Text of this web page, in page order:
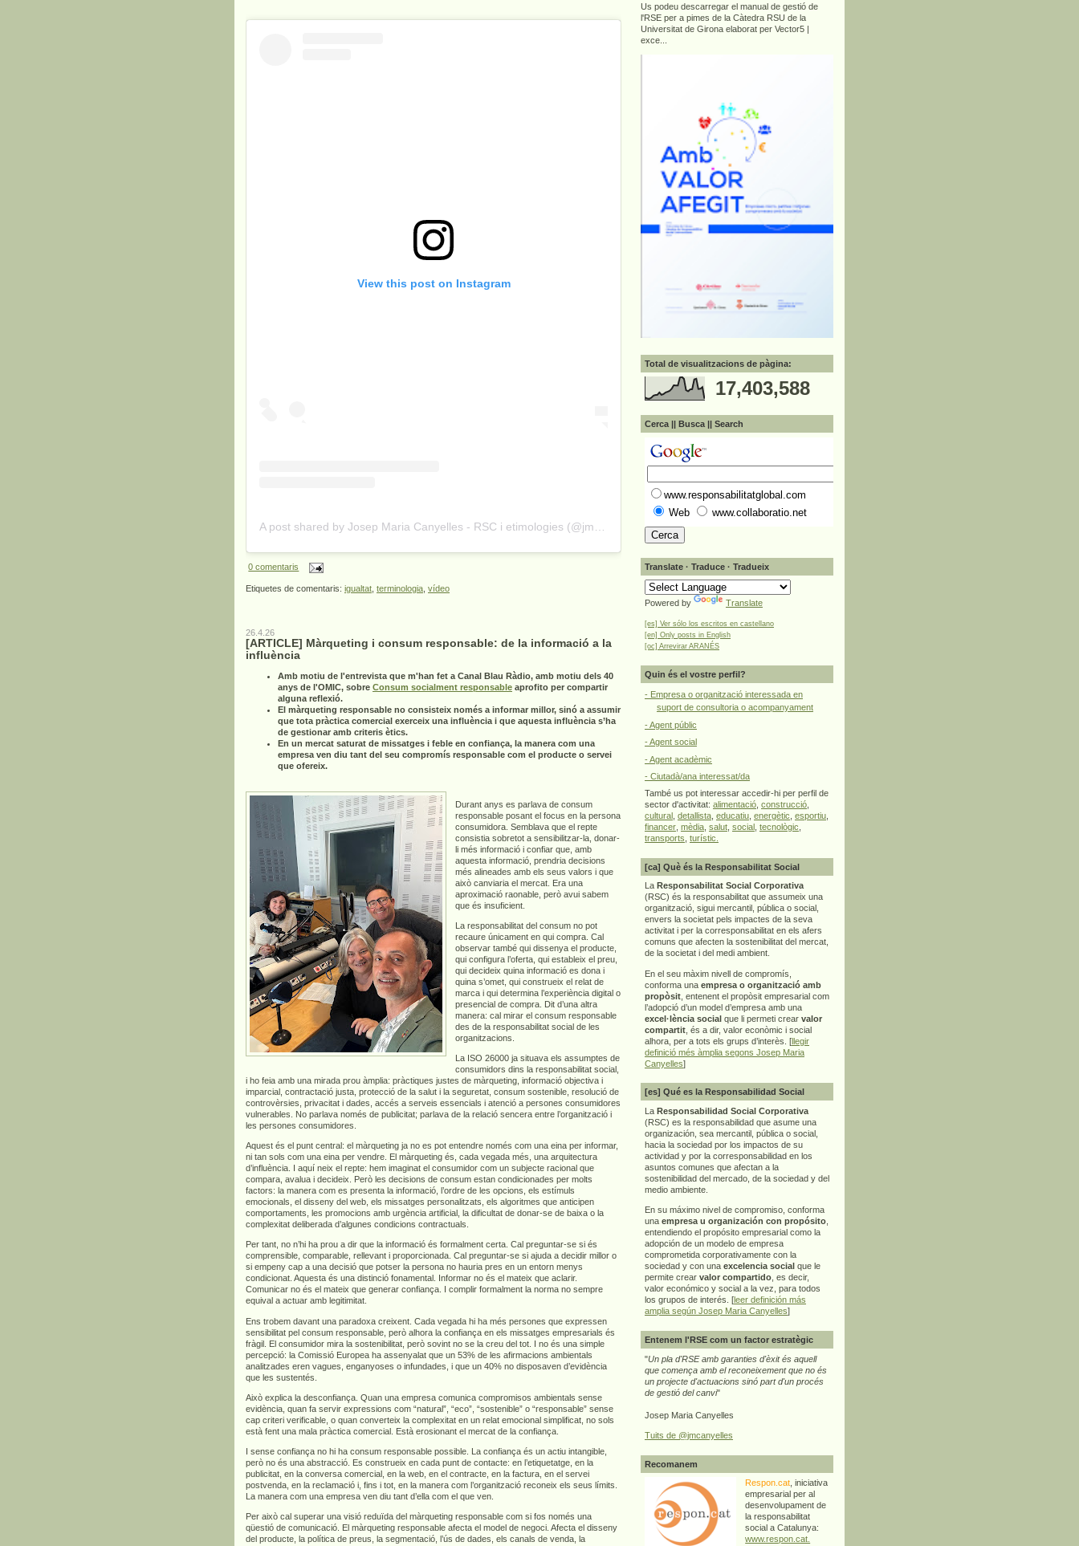
View this post on Instagram
A post shared by Josep Maria Canyelles - RSC i etimologies (@jmcanyelles)
0 comentaris
Etiquetes de comentaris: igualtat terminologia vídeo
26.4.26
[ARTICLE] Màrqueting i consum responsable: de la informació a la
influència
Amb motiu de l'entrevista que m'han fet a Canal Blau Ràdio, amb motiu dels 40
anys de l'OMIC, sobre Consum socialment responsable aprofito per compartir
alguna reflexió.
El màrqueting responsable no consisteix només a informar millor, sinó a assumir
que tota pràctica comercial exerceix una influència i que aquesta influència s’ha
de gestionar amb criteris ètics.
En un mercat saturat de missatges i feble en confiança, la manera com una
empresa ven diu tant del seu compromís responsable com el producte o servei
que ofereix.
Durant anys es parlava de consum
responsable posant el focus en la persona
consumidora. Semblava que el repte
consistia sobretot a sensibilitzar-la, donar-
li més informació i confiar que, amb
aquesta informació, prendria decisions
més alineades amb els seus valors i que
això canviaria el mercat. Era una
aproximació raonable, però avui sabem
que és insuficient.
La responsabilitat del consum no pot
recaure únicament en qui compra. Cal
observar també qui dissenya el producte,
qui configura l’oferta, qui estableix el preu,
qui decideix quina informació es dona i
quina s’omet, qui construeix el relat de
marca i qui determina l’experiència digital o
presencial de compra. Dit d’una altra
manera: cal mirar el consum responsable
des de la responsabilitat social de les
organitzacions.
La ISO 26000 ja situava els assumptes de
consumidors dins la responsabilitat social,
i ho feia amb una mirada prou àmplia: pràctiques justes de màrqueting, informació objectiva i
imparcial, contractació justa, protecció de la salut i la seguretat, consum sostenible, resolució de
controvèrsies, privacitat i dades, accés a serveis essencials i atenció a persones consumidores
vulnerables. No parlava només de publicitat; parlava de la relació sencera entre l’organització i
les persones consumidores.
Aquest és el punt central: el màrqueting ja no es pot entendre només com una eina per informar,
ni tan sols com una eina per vendre. El màrqueting és, cada vegada més, una arquitectura
d’influència. I aquí neix el repte: hem imaginat el consumidor com un subjecte racional que
compara, avalua i decideix. Però les decisions de consum estan condicionades per molts
factors: la manera com es presenta la informació, l’ordre de les opcions, els estímuls
emocionals, el disseny del web, els missatges personalitzats, els algoritmes que anticipen
comportaments, les promocions amb urgència artificial, la dificultat de donar-se de baixa o la
complexitat deliberada d’algunes condicions contractuals.
Per tant, no n’hi ha prou a dir que la informació és formalment certa. Cal preguntar-se si és
comprensible, comparable, rellevant i proporcionada. Cal preguntar-se si ajuda a decidir millor o
si empeny cap a una decisió que potser la persona no hauria pres en un entorn menys
condicionat. Aquesta és una distinció fonamental. Informar no és el mateix que aclarir.
Comunicar no és el mateix que generar confiança. I complir formalment la norma no sempre
equival a actuar amb legitimitat.
Ens trobem davant una paradoxa creixent. Cada vegada hi ha més persones que expressen
sensibilitat pel consum responsable, però alhora la confiança en els missatges empresarials és
fràgil. El consumidor mira la sostenibilitat, però sovint no se la creu del tot. I no és una simple
percepció: la Comissió Europea ha assenyalat que un 53% de les afirmacions ambientals
analitzades eren vagues, enganyoses o infundades, i que un 40% no disposaven d’evidència
que les sustentés.
Això explica la desconfiança. Quan una empresa comunica compromisos ambientals sense
evidència, quan fa servir expressions com “natural”, “eco”, “sostenible” o “responsable” sense
cap criteri verificable, o quan converteix la complexitat en un relat emocional simplificat, no sols
està fent una mala pràctica comercial. Està erosionant el mercat de la confiança.
I sense confiança no hi ha consum responsable possible. La confiança és un actiu intangible,
però no és una abstracció. Es construeix en cada punt de contacte: en l’etiquetatge, en la
publicitat, en la conversa comercial, en la web, en el contracte, en la factura, en el servei
postvenda, en la reclamació i, fins i tot, en la manera com l’organització reconeix els seus límits.
La manera com una empresa ven diu tant d’ella com el que ven.
Per això cal superar una visió reduïda del màrqueting responsable com si fos només una
qüestió de comunicació. El màrqueting responsable afecta el model de negoci. Afecta el disseny
del producte, la política de preus, la segmentació, l’ús de dades, els canals de venda, la
Us podeu descarregar el manual de gestió de
l'RSE per a pimes de la Càtedra RSU de la
Universitat de Girona elaborat per Vector5 |
exce...
Total de visualitzacions de pàgina:
17,403,588
Cerca || Busca || Search
www.responsabilitatglobal.com
Web
www.collaboratio.net
Translate · Traduce · Tradueix
Powered by Translate
[es] Ver sólo los escritos en castellano
[en] Only posts in English
[oc] Arrevirar ARANÉS
Quin és el vostre perfil?
- Empresa o organització interessada en
suport de consultoria o acompanyament
- Agent públic
- Agent social
- Agent acadèmic
- Ciutadà/ana interessat/da
També us pot interessar accedir-hi per perfil de
sector d'activitat: alimentació construcció
cultural detallista educatiu energètic esportiu
financer mèdia salut social tecnològic
transports turístic.
[ca] Què és la Responsabilitat Social
La Responsabilitat Social Corporativa
(RSC) és la responsabilitat que assumeix una
organització, sigui mercantil, pública o social,
envers la societat pels impactes de la seva
activitat i per la corresponsabilitat en els afers
comuns que afecten la sostenibilitat del mercat,
de la societat i del medi ambient.
En el seu màxim nivell de compromís,
conforma una empresa o organització amb
propòsit , entenent el propòsit empresarial com
l’adopció d’un model d’empresa amb una
excel·lència social que li permeti crear valor
compartit , és a dir, valor econòmic i social
alhora, per a tots els grups d’interès. [llegir
definició més àmplia segons Josep Maria
Canyelles]
[es] Qué es la Responsabilidad Social
La Responsabilidad Social Corporativa
(RSC) es la responsabilidad que asume una
organización, sea mercantil, pública o social,
hacia la sociedad por los impactos de su
actividad y por la corresponsabilidad en los
asuntos comunes que afectan a la
sostenibilidad del mercado, de la sociedad y del
medio ambiente.
En su máximo nivel de compromiso, conforma
una empresa u organización con propósito
entendiendo el propósito empresarial como la
adopción de un modelo de empresa
comprometida corporativamente con la
sociedad y con una excelencia social que le
permite crear valor compartido , es decir,
valor económico y social a la vez, para todos
los grupos de interés. [leer definición más
amplia según Josep Maria Canyelles]
Entenem l'RSE com un factor estratègic
"Un pla d'RSE amb garanties d'èxit és aquell
que comença amb el reconeixement que no és
un projecte d'actuacions sinó part d'un procés
de gestió del canvi"
Josep Maria Canyelles
Tuits de @jmcanyelles
Recomanem
Respon.cat , iniciativa
empresarial per al
desenvolupament de
la responsabilitat
social a Catalunya:
www.respon.cat.